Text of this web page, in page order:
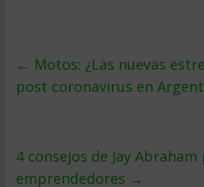
← Motos: ¿Las nuevas
post coronavirus en
4 consejos de Jay Abraham
emprendedores →